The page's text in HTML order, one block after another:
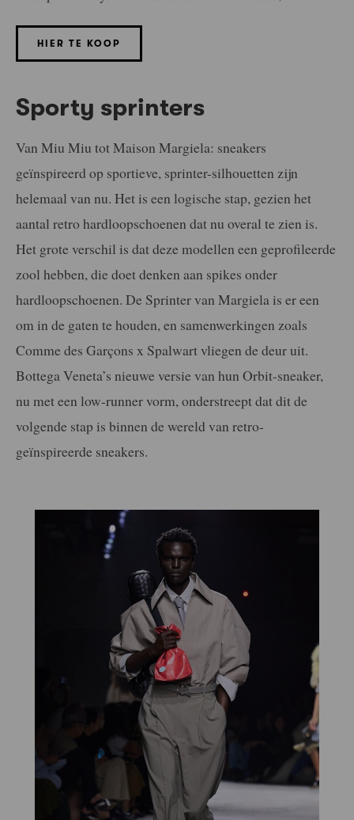
HIER TE KOOP
Sporty sprinters
Van Miu Miu tot Maison Margiela: sneakers
geïnspireerd op sportieve, sprinter-silhouetten zijn
helemaal van nu. Het is een logische stap, gezien het
aantal retro hardloopschoenen dat nu overal te zien is.
Het grote verschil is dat deze modellen een geprofileerde
zool hebben, die doet denken aan spikes onder
hardloopschoenen. De Sprinter van Margiela is er een
om in de gaten te houden, en samenwerkingen zoals
Comme des Garçons x Spalwart vliegen de deur uit.
Bottega Veneta’s nieuwe versie van hun Orbit-sneaker,
nu met een low-runner vorm, onderstreept dat dit de
volgende stap is binnen de wereld van retro-
geïnspireerde sneakers.